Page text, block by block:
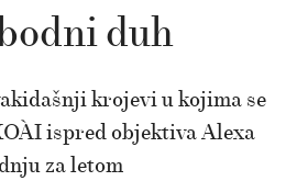
duh
krojevi u kojima se
ispred objektiva Alexa
za letom